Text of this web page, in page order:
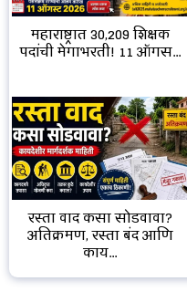
महाराष्ट्रात 30,209 शिक्षक
पदांची मेगाभरती! 11 ऑगस...
रस्ता वाद कसा सोडवावा?
अतिक्रमण, रस्ता बंद आणि
काय...